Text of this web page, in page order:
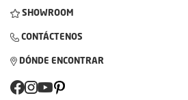
SHOWROOM
CONTÁCTENOS
DÓNDE ENCONTRAR